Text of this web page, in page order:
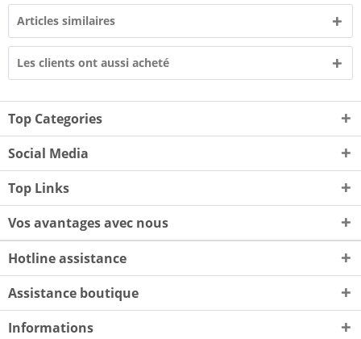
Articles similaires
Les clients ont aussi acheté
Top Categories
Social Media
Top Links
Vos avantages avec nous
Hotline assistance
Assistance boutique
Informations